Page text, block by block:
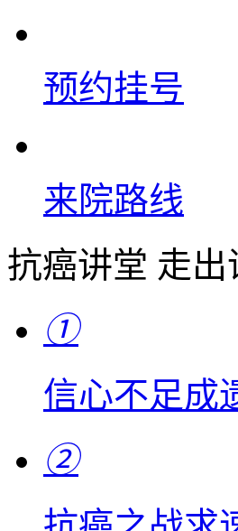
预约挂号
来院路线
抗癌讲堂 走出
①
信心不足成
②